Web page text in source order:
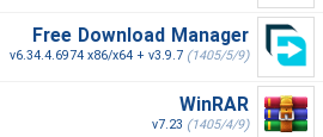
Free Download Manager
v6.34.4.6974 x86/x64 + v3.9.7 (1405/5/9)
WinRAR
v7.23 (1405/4/9)